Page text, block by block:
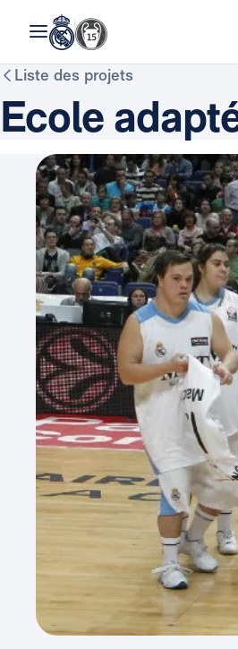
Liste des projets
Ecole